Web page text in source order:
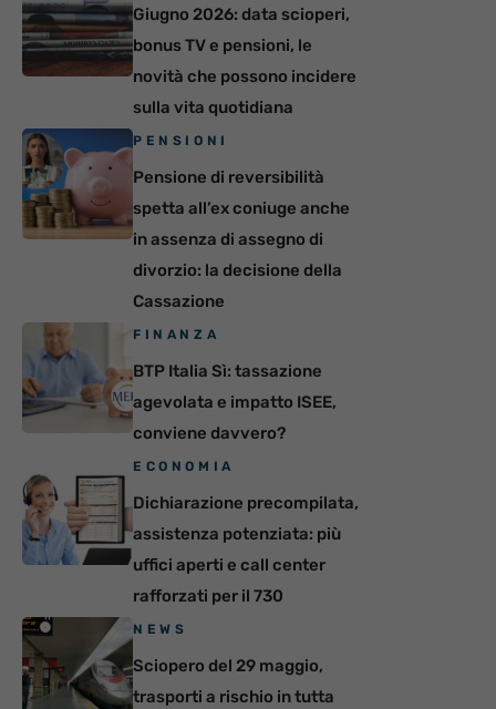
Giugno 2026: data scioperi,
bonus TV e pensioni, le
novità che possono incidere
sulla vita quotidiana
PENSIONI
Pensione di reversibilità
spetta all’ex coniuge anche
in assenza di assegno di
divorzio: la decisione della
Cassazione
FINANZA
BTP Italia Sì: tassazione
agevolata e impatto ISEE,
conviene davvero?
ECONOMIA
Dichiarazione precompilata,
assistenza potenziata: più
uffici aperti e call center
rafforzati per il 730
NEWS
Sciopero del 29 maggio,
trasporti a rischio in tutta